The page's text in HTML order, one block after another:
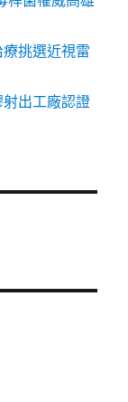
挑選近視雷
出工廠認證